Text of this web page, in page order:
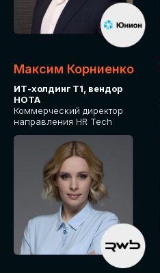
Максим Корниенко
ИТ-холдинг Т1, вендор
НОТА
Коммерческий директор
направления HR Tech